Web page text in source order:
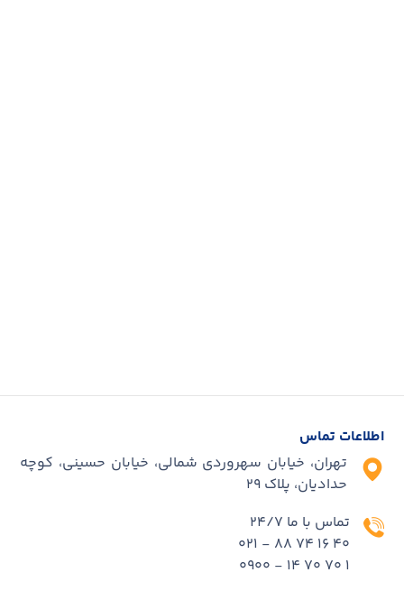
اطلاعات تماس
تهران، خیابان سهروردی شمالی، خیابان حسینی، کوچه
حدادیان، پلاک ۲۹
تماس با ما 24/7
40 16 74 88 - 021
1 70 70 14 - 0900